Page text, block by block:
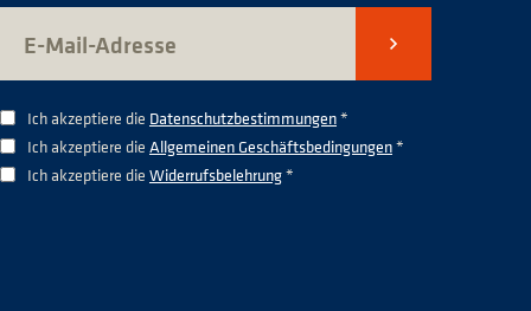
Senden
Ich akzeptiere die Datenschutzbestimmungen*
Ich akzeptiere die Allgemeinen Geschäftsbedingungen*
Ich akzeptiere die Widerrufsbelehrung*